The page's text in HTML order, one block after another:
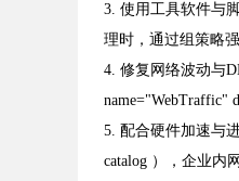
3. 使用工具软件与
理时，通过组策略
4. 修复网络波动与
name="WebTraffic"
5. 配合硬件加速与
catalog ），企业内